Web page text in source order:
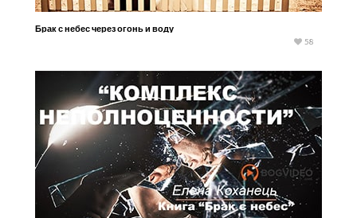
Брак с небес через огонь и воду
58